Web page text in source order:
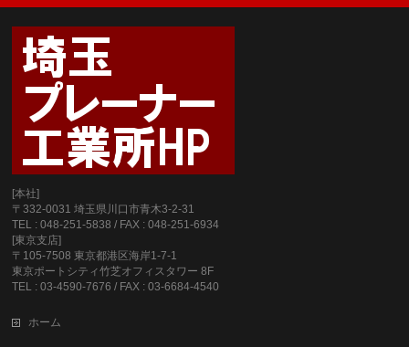
[本社]
〒332-0031 埼玉県川口市青木3-2-31
TEL : 048-251-5838 / FAX : 048-251-6934
[東京支店]
〒105-7508 東京都港区海岸1-7-1
東京ポートシティ竹芝オフィスタワー 8F
TEL : 03-4590-7676 / FAX : 03-6684-4540
ホーム